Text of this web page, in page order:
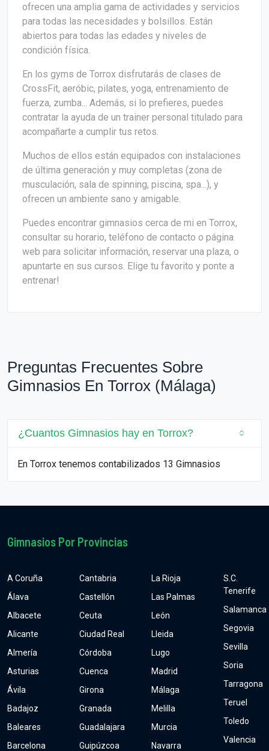
ofrecen una amplia gama de actividades y servicios
para todas las necesidades y bolsillos. Están
abiertos para todas las edades y niveles de
condición física.
En los gyms de Torrox disfrutarás de clases de
CrossFit, aeróbic, pilates, yoga, entrenamiento de
fuerza, zumba... Además, si lo prefieres, puedes
contratar la ayuda de un trainer personal titulado para
acompañarte a cumplir tus retos.
Muchos de ellos están equipados con instalaciones
de última generación y muy completas (zona de
musculación, sala de spinning, piscina, spa...), y
ofrecen un ambiente sano y amigable.
Puedes encontrar gimnasios cerca de mi en Torrox,
consultar su horario, teléfono de contacto o página
web para solicitar información, reservar una plaza, o
apuntarte en sus cursos. Elige tu favorito y ponte a
entrenar!
Preguntas Frecuentes Sobre
Gimnasios En Torrox (Málaga)
¿Cuantos Gimnasios hay en Torrox?
En Torrox tenemos contabilizados 13 Gimnasios
Gimnasios Por Provincias
A Coruña
Álava
Albacete
Alicante
Almería
Asturias
Ávila
Badajoz
Baleares
Barcelona
Cantabria
Castellón
Ceuta
Ciudad Real
Córdoba
Cuenca
Girona
Granada
Guadalajara
Guipúzcoa
La Rioja
Las Palmas
León
Lleida
Lugo
Madrid
Málaga
Melilla
Murcia
Navarra
S.C.
Tenerife
Salamanca
Segovia
Sevilla
Soria
Tarragona
Teruel
Toledo
Valencia